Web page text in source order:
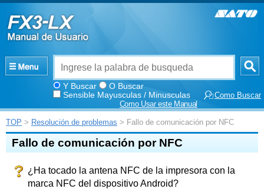
Y Buscar
O Buscar
Sensible Mayusculas / Minusculas
Como Buscar
Como Usar este Manual
TOP > Resolución de problemas > Fallo de comunicación por NFC
Fallo de comunicación por NFC
¿Ha tocado la antena NFC de la impresora con la
marca NFC del dispositivo Android?